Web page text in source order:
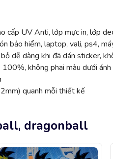
cấp UV Anti, lớp mực in, lớp
bảo hiểm, laptop, vali, ps4,
dễ dàng khi đã dán sticker,
không phai màu dưới
quanh mỗi thiết kế
dragonball